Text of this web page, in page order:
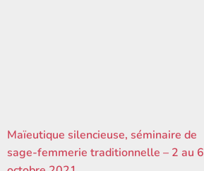
Maïeutique silencieuse, séminaire de
sage-femmerie traditionnelle – 2 au 6